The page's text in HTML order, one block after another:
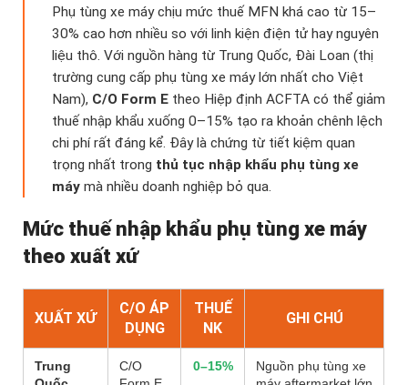
Phụ tùng xe máy chịu mức thuế MFN khá cao từ 15–
30% cao hơn nhiều so với linh kiện điện tử hay nguyên
liệu thô. Với nguồn hàng từ Trung Quốc, Đài Loan (thị
trường cung cấp phụ tùng xe máy lớn nhất cho Việt
Nam), C/O Form E theo Hiệp định ACFTA có thể giảm
thuế nhập khẩu xuống 0–15% tạo ra khoản chênh lệch
chi phí rất đáng kể. Đây là chứng từ tiết kiệm quan
trọng nhất trong thủ tục nhập khẩu phụ tùng xe
máy mà nhiều doanh nghiệp bỏ qua.
Mức thuế nhập khẩu phụ tùng xe máy
theo xuất xứ
XUẤT XỨ
C/O ÁP
DỤNG
THUẾ
NK
GHI CHÚ
Trung
C/O
0–15%
Nguồn phụ tùng xe